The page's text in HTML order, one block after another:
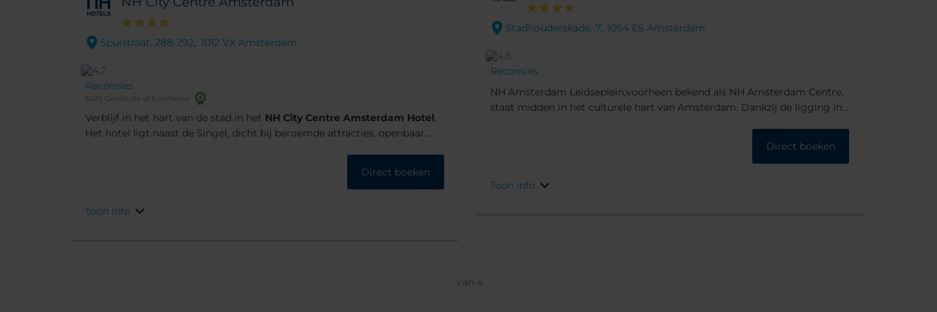
Stadhouderskade, 7,. 1054 ES Amsterdam
Recensies
NH Amsterdam Leidseplein,voorheen bekend als NH Amsterdam Centre,
staat midden in het culturele hart van Amsterdam. Dankzij de ligging in
Direct boeken
Toon info
Spuistraat, 288-292,. 1012 VX Amsterdam
Recensies
2025 Certificate of Excellence
Verblijf in het hart van de stad in het NH City Centre Amsterdam Hotel.
Het hotel ligt naast de Singel, dicht bij beroemde attracties, openbaar
hoofdkantoor van het modemerk Gerzon. Een ideaal hotel voor een
Direct boeken
Toon info
van 4